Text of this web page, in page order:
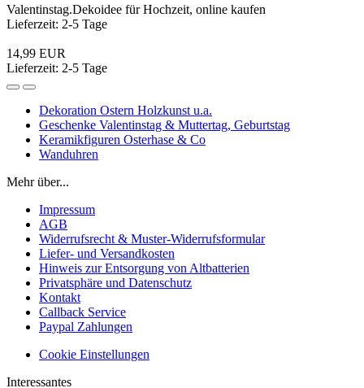
Valentinstag.Dekoidee für Hochzeit, online kaufen
Lieferzeit: 2-5 Tage
14,99 EUR
Lieferzeit: 2-5 Tage
Dekoration Ostern Holzkunst u.a.
Geschenke Valentinstag & Muttertag, Geburtstag
Keramikfiguren Osterhase & Co
Wanduhren
Mehr über...
Impressum
AGB
Widerrufsrecht & Muster-Widerrufsformular
Liefer- und Versandkosten
Hinweis zur Entsorgung von Altbatterien
Privatsphäre und Datenschutz
Kontakt
Callback Service
Paypal Zahlungen
Cookie Einstellungen
Interessantes